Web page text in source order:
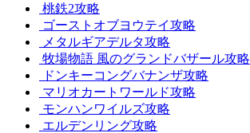
桃鉄2攻略
ゴーストオブヨウテイ攻略
メタルギアデルタ攻略
牧場物語 風のグランドバザール攻略
ドンキーコングバナンザ攻略
マリオカートワールド攻略
モンハンワイルズ攻略
エルデンリング攻略